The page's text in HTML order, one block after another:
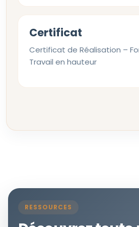
Certificat
Certificat de Réalisation –
Travail en hauteur
RESSOURCES